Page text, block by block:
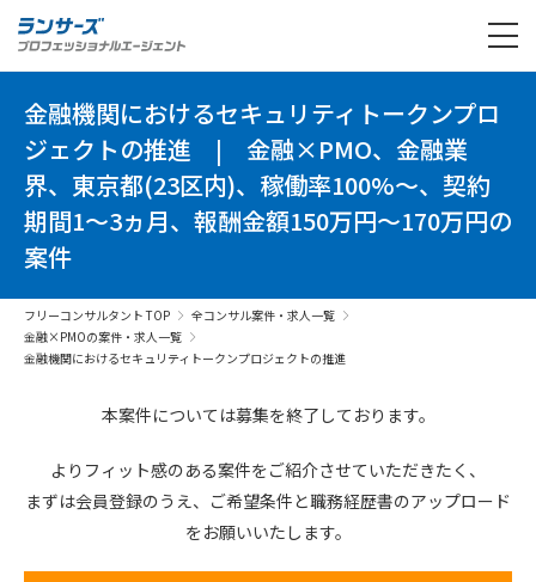
金融機関におけるセキュリティトークンプロ
ジェクトの推進 | 金融×PMO、金融業
界、東京都(23区内)、稼働率100%～、契約
期間1～3ヵ月、報酬金額150万円～170万円の
案件
フリーコンサルタント TOP
全コンサル案件・求人一覧
金融×PMOの案件・求人一覧
金融機関におけるセキュリティトークンプロジェクトの推進
本案件については募集を終了しております。
よりフィット感のある案件をご紹介させていただきたく、
まずは会員登録のうえ、 ご希望条件と職務経歴書のアップロード
をお願いいたします。